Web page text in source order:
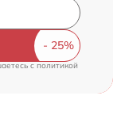
cполитикой